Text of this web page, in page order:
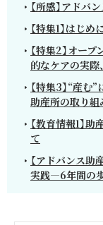
【所感】アドバ
【特集1】はじめ
【特集2】オー
的なケアの実
【特集3】“産む
助産所の取り組
【教育情報1】
て
【アドバンス助
実践―6年間の